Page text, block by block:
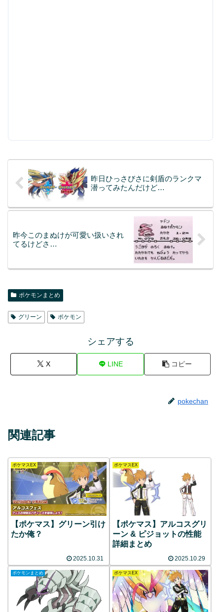
昨日ひっさびさに剣盾のランクマ
潜ってみたんだけど…
昨今このまぬけが可愛い扱いされ
てるけどさ…
ポケモンまとめ
グリーン ポケモン
シェアする
X LINE コピー
pokechan
関連記事
ポケマスEX
【ポケマス】グリーン引け
たか俺？
2025.10.31
ポケマスEX
【ポケマス】アルコスグリ
ーン & ピジョットの性能
詳細まとめ
2025.10.29
ポケモンまとめ ポケマスEX